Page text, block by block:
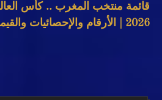
قائمة منتخب المغرب .. كأس
2026 | الأرقام والإحصائيات والقيمة...